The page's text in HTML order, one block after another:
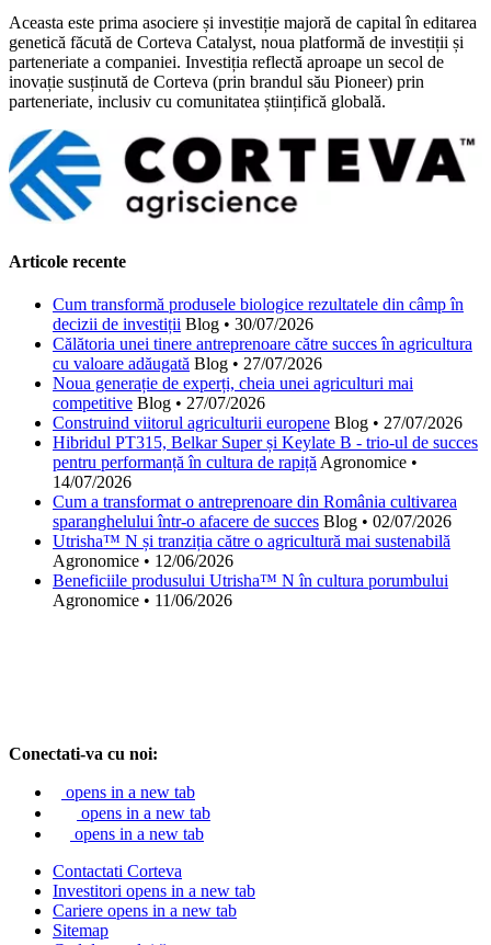
Aceasta este prima asociere și investiție majoră de capital în editarea
genetică făcută de Corteva Catalyst, noua platformă de investiții și
parteneriate a companiei. Investiția reflectă aproape un secol de
inovație susținută de Corteva (prin brandul său Pioneer) prin
parteneriate, inclusiv cu comunitatea științifică globală.
Articole recente
Cum transformă produsele biologice rezultatele din câmp în
decizii de investiții Blog • 30/07/2026
Călătoria unei tinere antreprenoare către succes în agricultura
cu valoare adăugată Blog • 27/07/2026
Noua generație de experți, cheia unei agriculturi mai
competitive Blog • 27/07/2026
Construind viitorul agriculturii europene Blog • 27/07/2026
Hibridul PT315, Belkar Super și Keylate B - trio-ul de succes
pentru performanță în cultura de rapiță Agronomice •
14/07/2026
Cum a transformat o antreprenoare din România cultivarea
sparanghelului într-o afacere de succes Blog • 02/07/2026
Utrisha™ N și tranziția către o agricultură mai sustenabilă
Agronomice • 12/06/2026
Beneficiile produsului Utrisha™ N în cultura porumbului
Agronomice • 11/06/2026
Conectati-va cu noi:
opens in a new tab
opens in a new tab
opens in a new tab
Contactati Corteva
Investitori opens in a new tab
Cariere opens in a new tab
Sitemap